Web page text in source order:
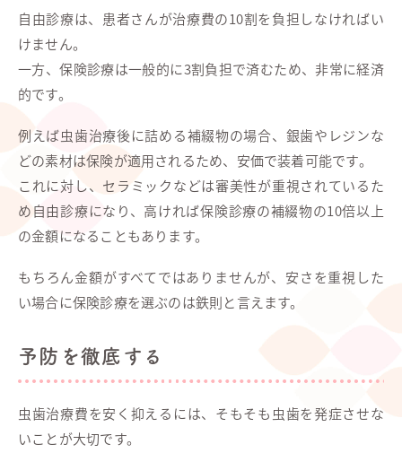
自由診療は、患者さんが治療費の10割を負担しなければい
けません。
一方、保険診療は一般的に3割負担で済むため、非常に経済
的です。
例えば虫歯治療後に詰める補綴物の場合、銀歯やレジンな
どの素材は保険が適用されるため、安価で装着可能です。
これに対し、セラミックなどは審美性が重視されているた
め自由診療になり、高ければ保険診療の補綴物の10倍以上
の金額になることもあります。
もちろん金額がすべてではありませんが、安さを重視した
い場合に保険診療を選ぶのは鉄則と言えます。
予防を徹底する
虫歯治療費を安く抑えるには、そもそも虫歯を発症させな
いことが大切です。